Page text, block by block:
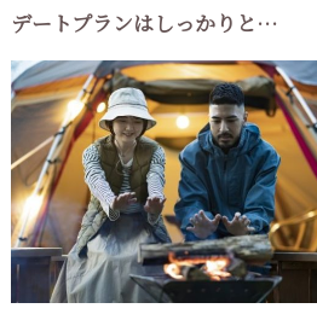
デートプランはしっかりと…